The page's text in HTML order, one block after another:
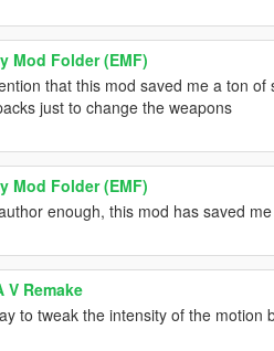
Mod Folder (EMF)
that this mod saved me a ton
just to change the weapons
Mod Folder (EMF)
enough, this mod has saved
V Remake
to tweak the intensity of the motion